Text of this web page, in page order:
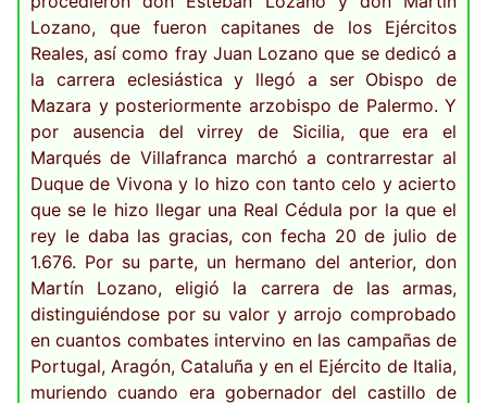
Lozano, que fueron capitanes de los Ejércitos
Reales, así como fray Juan Lozano que se dedicó a
la carrera eclesiástica y llegó a ser Obispo de
Mazara y posteriormente arzobispo de Palermo. Y
por ausencia del virrey de Sicilia, que era el
Marqués de Villafranca marchó a contrarrestar al
Duque de Vivona y lo hizo con tanto celo y acierto
que se le hizo llegar una Real Cédula por la que el
rey le daba las gracias, con fecha 20 de julio de
1.676. Por su parte, un hermano del anterior, don
Martín Lozano, eligió la carrera de las armas,
distinguiéndose por su valor y arrojo comprobado
en cuantos combates intervino en las campañas de
Portugal, Aragón, Cataluña y en el Ejército de Italia,
muriendo cuando era gobernador del castillo de